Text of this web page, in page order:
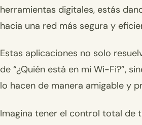
herramientas digitales, estás
hacia una red más segura y
Estas aplicaciones no solo
de “¿Quién está en mi Wi-Fi?”,
lo hacen de manera amigable y
Imagina tener el control total de